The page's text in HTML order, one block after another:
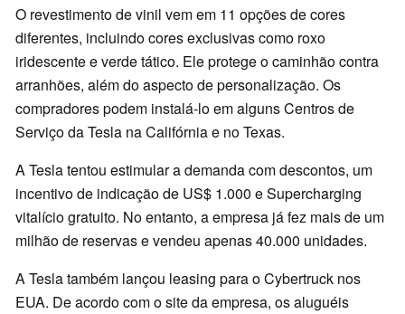
O revestimento de vinil vem em 11 opções de cores
diferentes, incluindo cores exclusivas como roxo
iridescente e verde tático. Ele protege o caminhão contra
arranhões, além do aspecto de personalização. Os
compradores podem instalá-lo em alguns Centros de
Serviço da Tesla na Califórnia e no Texas.
A Tesla tentou estimular a demanda com descontos, um
incentivo de indicação de US$ 1.000 e Supercharging
vitalício gratuito. No entanto, a empresa já fez mais de um
milhão de reservas e vendeu apenas 40.000 unidades.
A Tesla também lançou leasing para o Cybertruck nos
EUA. De acordo com o site da empresa, os aluguéis